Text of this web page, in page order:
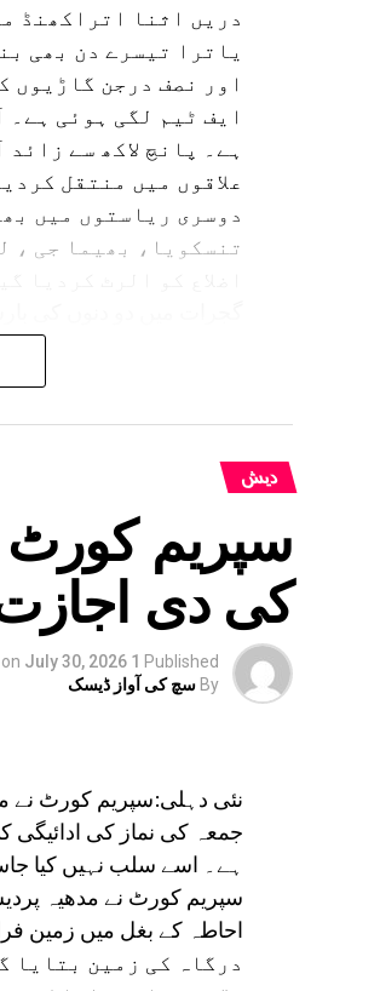
دریں اثنا اتراکھنڈ
یاترا تیسرے دن بھی
اور نصف درجن گاڑیوں
ایف ٹیم لگی ہوئی ہے۔
ہے۔ پانچ لاکھ سے
علاقوں میں منتقل
دوسری ریاستوں میں
تنسکویا، بھیما جی ،
بہار کے کئی اضلاع
دیش
سپریم کورٹ
کی دی
Published
1 week ago
on July 30, 2026
By سچ کی آواز ڈیسک
نئی دہلی:سپریم کورٹ نے
جمعہ کی نماز کی
ہے۔ اسے سلب نہیں کیا
سپریم کورٹ نے مدھیہ
درگاہ کی زمین بتایا